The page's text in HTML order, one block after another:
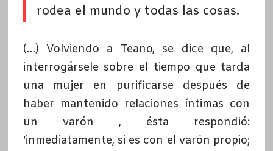
rodea el mundo y todas las cosas.
(…) Volviendo a Teano, se dice que, al
interrogársele sobre el tiempo que tarda
una mujer en purificarse después de
haber mantenido relaciones íntimas con
un varón , ésta respondió:
‘inmediatamente, si es con el varón propio;